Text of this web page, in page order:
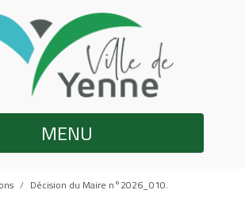
MENU
Décision du Maire n°2026_010.